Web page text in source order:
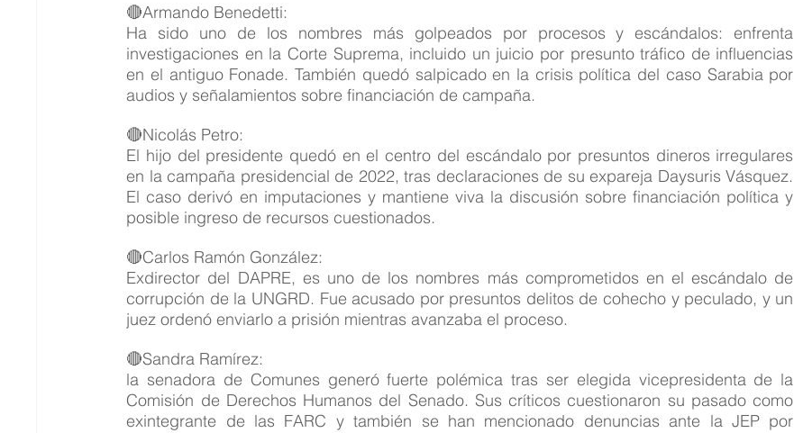
🔴Armando Benedetti:
Ha sido uno de los nombres más golpeados por procesos y escándalos: enfrenta
investigaciones en la Corte Suprema, incluido un juicio por presunto tráfico de influencias
en el antiguo Fonade. También quedó salpicado en la crisis política del caso Sarabia por
audios y señalamientos sobre financiación de campaña.
🔴Nicolás Petro:
El hijo del presidente quedó en el centro del escándalo por presuntos dineros irregulares
en la campaña presidencial de 2022, tras declaraciones de su expareja Daysuris Vásquez.
El caso derivó en imputaciones y mantiene viva la discusión sobre financiación política y
posible ingreso de recursos cuestionados.
🔴Carlos Ramón González:
Exdirector del DAPRE, es uno de los nombres más comprometidos en el escándalo de
corrupción de la UNGRD. Fue acusado por presuntos delitos de cohecho y peculado, y un
juez ordenó enviarlo a prisión mientras avanzaba el proceso.
🔴Sandra Ramírez:
la senadora de Comunes generó fuerte polémica tras ser elegida vicepresidenta de la
Comisión de Derechos Humanos del Senado. Sus críticos cuestionaron su pasado como
exintegrante de las FARC y también se han mencionado denuncias ante la JEP por